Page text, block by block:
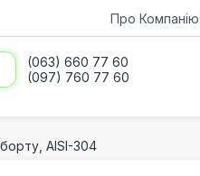
Про Компанію
(063) 660 77 60
(097) 760 77 60
AISI-304